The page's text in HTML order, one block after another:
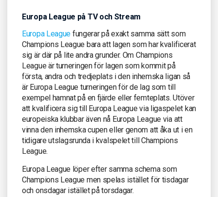
Europa League på TV och Stream
Europa League fungerar på exakt samma sätt som
Champions League bara att lagen som har kvalificerat
sig är där på lite andra grunder. Om Champions
League är turneringen för lagen som kommit på
första, andra och tredjeplats i den inhemska ligan så
är Europa League turneringen för de lag som till
exempel hamnat på en fjärde eller femteplats. Utöver
att kvalificera sig till Europa League via ligaspelet kan
europeiska klubbar även nå Europa League via att
vinna den inhemska cupen eller genom att åka ut i en
tidigare utslagsrunda i kvalspelet till Champions
League.
Europa League löper efter samma schema som
Champions League men spelas istället för tisdagar
och onsdagar istället på torsdagar.